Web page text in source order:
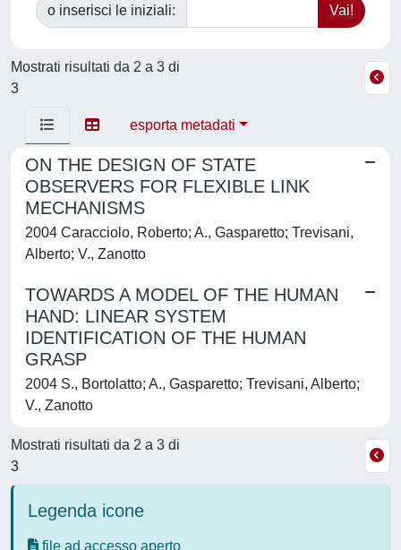
o inserisci le iniziali:
Mostrati risultati da 2 a 3 di
3
esporta metadati
ON THE DESIGN OF STATE
OBSERVERS FOR FLEXIBLE LINK
MECHANISMS
2004 Caracciolo, Roberto; A., Gasparetto; Trevisani,
Alberto; V., Zanotto
TOWARDS A MODEL OF THE HUMAN
HAND: LINEAR SYSTEM
IDENTIFICATION OF THE HUMAN
GRASP
2004 S., Bortolatto; A., Gasparetto; Trevisani, Alberto;
V., Zanotto
Mostrati risultati da 2 a 3 di
3
Legenda icone
file ad accesso aperto